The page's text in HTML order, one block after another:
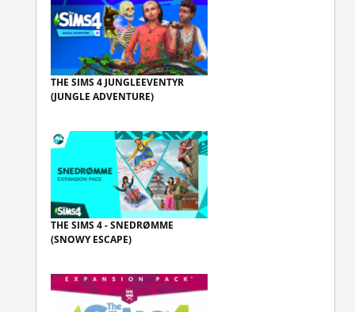
THE SIMS 4 JUNGLEEVENTYR
(JUNGLE ADVENTURE)
THE SIMS 4 - SNEDRØMME
(SNOWY ESCAPE)